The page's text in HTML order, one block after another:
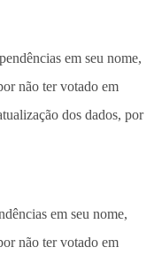
em seu nome,
não ter votado em